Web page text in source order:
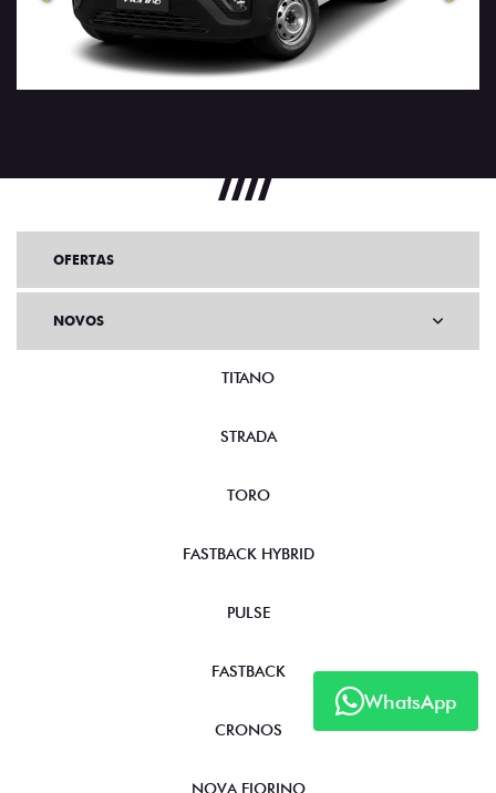
WhatsApp
OFERTAS
NOVOS
TITANO
STRADA
TORO
FASTBACK HYBRID
PULSE
FASTBACK
CRONOS
NOVA FIORINO